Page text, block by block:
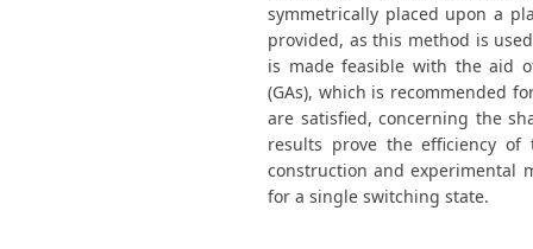
symmetrically placed upon a
provided, as this method is
is made feasible with the aid
(GAs), which is recommended
are satisfied, concerning the
results prove the efficiency
construction and experimental
for a single switching state.